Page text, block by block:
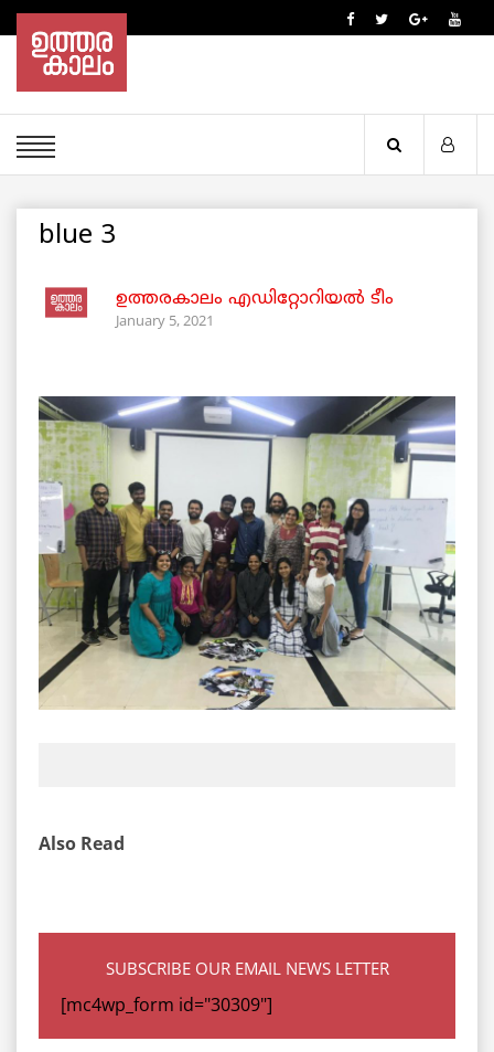
blue 3
ഉത്തരകാലം എഡിറ്റോറിയല്‍ ടീം
January 5, 2021
Also Read
SUBSCRIBE OUR EMAIL NEWS LETTER
[mc4wp_form id="30309"]